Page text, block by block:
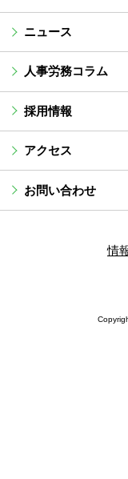
ニュース
人事労務コラム
採用情報
アクセス
お問い合わせ
情